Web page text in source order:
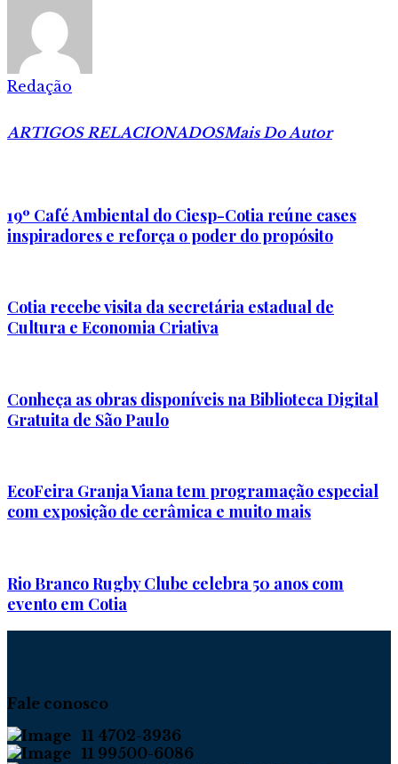
Redação
ARTIGOS RELACIONADOSMais Do Autor
19º Café Ambiental do Ciesp-Cotia reúne cases
inspiradores e reforça o poder do propósito
Cotia recebe visita da secretária estadual de
Cultura e Economia Criativa
Conheça as obras disponíveis na Biblioteca Digital
Gratuita de São Paulo
EcoFeira Granja Viana tem programação especial
com exposição de cerâmica e muito mais
Rio Branco Rugby Clube celebra 50 anos com
evento em Cotia
Fale conosco
11 4702-3936
11 99500-6086